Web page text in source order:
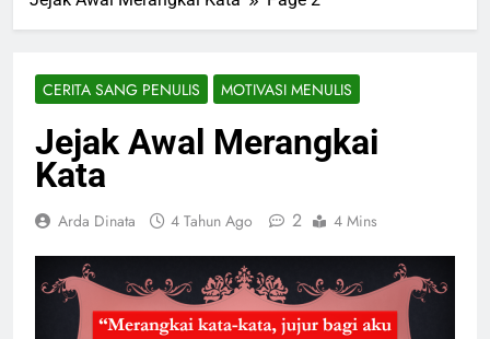
CERITA SANG PENULIS MOTIVASI MENULIS
Jejak Awal Merangkai
Kata
Arda Dinata 4 Tahun Ago 2 4 Mins